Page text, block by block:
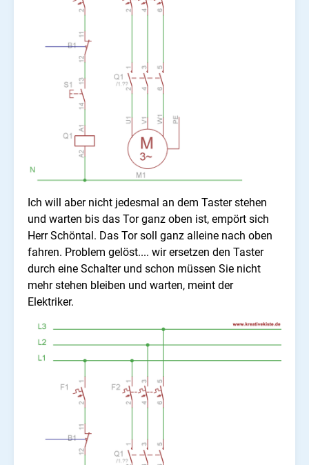
Ich will aber nicht jedesmal an dem Taster stehen
und warten bis das Tor ganz oben ist, empört sich
Herr Schöntal. Das Tor soll ganz alleine nach oben
fahren. Problem gelöst.... wir ersetzen den Taster
durch eine Schalter und schon müssen Sie nicht
mehr stehen bleiben und warten, meint der
Elektriker.